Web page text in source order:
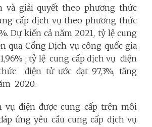
và giải quyết theo phương thức
cấp dịch vụ theo phương thức
Dự kiến cả năm 2021, tỷ lệ cung
qua Cổng Dịch vụ công quốc gia
; tỷ lệ cung cấp dịch vụ điện
điện tử ước đạt 97,3%, tăng
2020.
vụ điện được cung cấp trên môi
ứng yêu cầu cung cấp dịch vụ